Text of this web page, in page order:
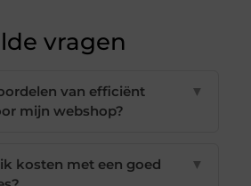
vragen
van efficiënt
mijn webshop?
▼
kosten met een goed
▼